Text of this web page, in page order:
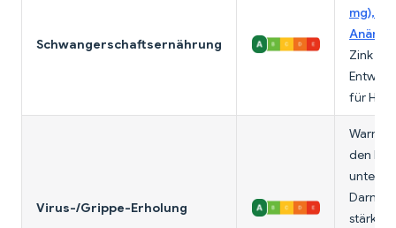
Schwangerschaftsernährung
mg),
Zink
für
Virus-/Grippe-Erholung
Warme
den
stärkt